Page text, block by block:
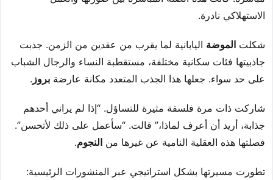
الاستهلاكي نادرة.
شكلت الموضة اليابانية لما يقرب من عقدين من الزمن. جذبت
جاذبيتها فئات سكانية مختلفة، مستقطبة النساء والرجال الشباب
على حد سواء. جعلها هذا الجذب المتعدد مكانة عارضة بروز .
شاركت ذات مرة فلسفة مثيرة للتساؤل. “إذا لم يراني أحدهم
جذابة، أريد أن أعرف لماذا،” قالت. “سأعمل على ذلك لأتحسن”.
فصلتها هذه العقلية النامية عن غيرها من النجوم.
تطورت مسيرتها بشكل استراتيجي عبر المنشورات الرئيسية: